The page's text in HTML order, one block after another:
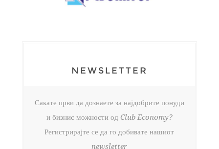
NEWSLETTER
Сакате први да дознаете за најдобрите понуди
и бизнис можности од Club Economy?
Регистрирајте се да го добивате нашиот
newsletter